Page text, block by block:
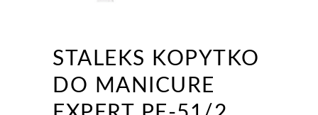
STALEKS KOPYTKO
DO MANICURE